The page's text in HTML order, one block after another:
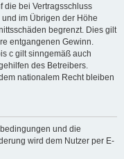
die bei Vertragsschluss
im Übrigen der Höhe
begrenzt. Dies gilt
entgangenen Gewinn.
c gilt sinngemäß auch
des Betreibers.
nationalem Recht bleiben
und die
wird dem Nutzer per E-